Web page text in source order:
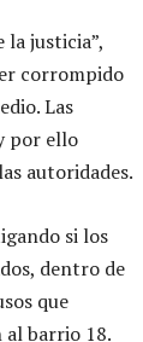
la justicia”,
corrompido
Las
por ello
autoridades.
si los
dentro de
que
barrio 18.